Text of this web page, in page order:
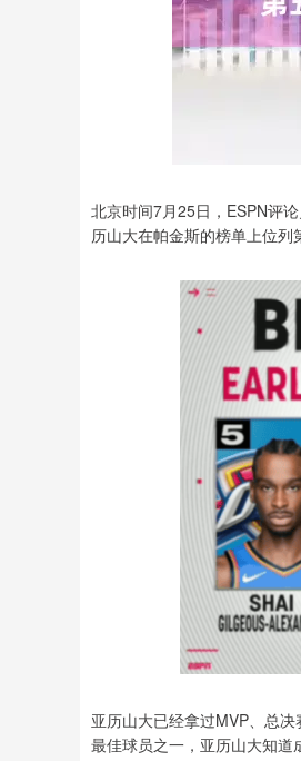
北京时间7月25日，ESPN评
历山大在帕金斯的榜单上位列
亚历山大已经拿过MVP、总
最佳球员之一，亚历山大知道